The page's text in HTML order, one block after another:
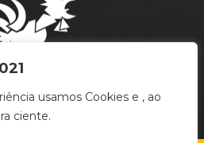
usamos Cookies e , ao
ciente.